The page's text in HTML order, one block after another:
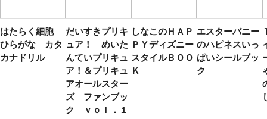
はたらく細胞
ひらがな カタ
カナドリル
だいすきプリキ
ュア！ めいた
んていプリキュ
ア！＆プリキュ
アオールスター
ズ ファンブッ
ク ｖｏｌ．１
しなこのＨＡＰ
ＰＹディズニー
スタイルＢＯＯ
Ｋ
エスターバニー
のハピネスいっ
ぱいシールブッ
ク